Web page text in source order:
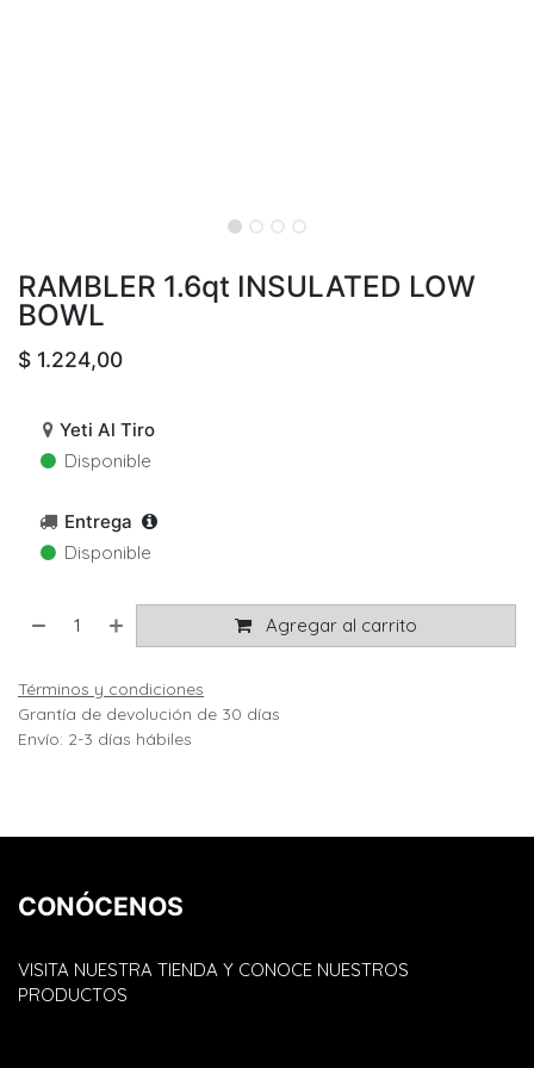
RAMBLER 1.6qt INSULATED LOW
BOWL
$ 1.224,00
Yeti Al Tiro
Disponible
Entrega
Disponible
Agregar al carrito
Términos y condiciones
Grantía de devolución de 30 días
Envío: 2-3 días hábiles
CONÓCENOS
VISITA NUESTRA TIENDA Y CONOCE NUESTROS
PRODUCTOS